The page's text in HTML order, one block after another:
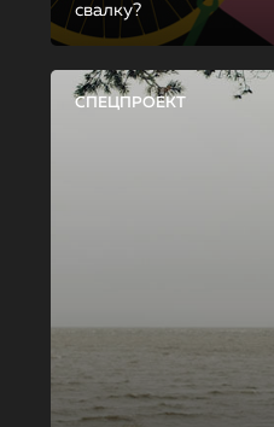
свалку?
СПЕЦПРОЕКТ